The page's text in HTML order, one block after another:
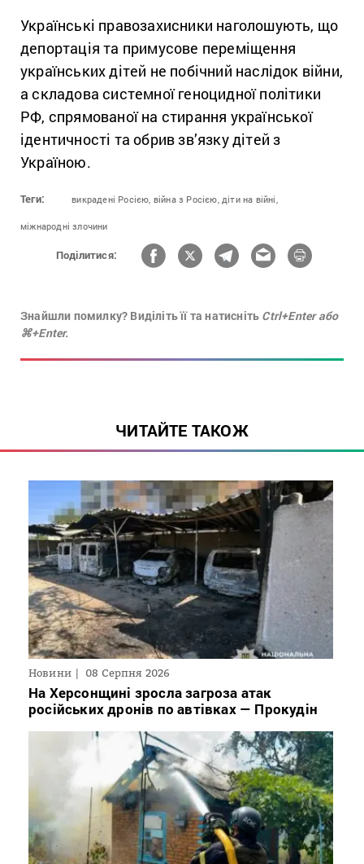
Українські правозахисники наголошують, що
депортація та примусове переміщення
українських дітей не побічний наслідок війни,
а складова системної геноцидної політики
РФ, спрямованої на стирання української
ідентичності та обрив зв’язку дітей з
Україною.
Теги: викрадені Росією, війна з Росією, діти на війні,
міжнародні злочини
Поділитися:
Знайшли помилку? Виділіть її та натисніть Ctrl+Enter або
⌘+Enter.
ЧИТАЙТЕ ТАКОЖ
Новини 08 Серпня 2026
На Херсонщині зросла загроза атак
російських дронів по автівках — Прокудін